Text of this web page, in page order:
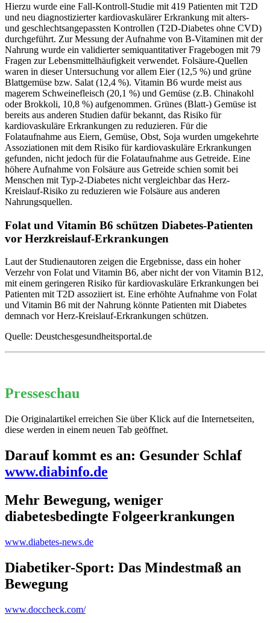
Hierzu wurde eine Fall-Kontroll-Studie mit 419 Patienten mit T2D
und neu diagnostizierter kardiovaskulärer Erkrankung mit alters-
und geschlechtsangepassten Kontrollen (T2D-Diabetes ohne CVD)
durchgeführt. Zur Messung der Aufnahme von B-Vitaminen mit der
Nahrung wurde ein validierter semiquantitativer Fragebogen mit 79
Fragen zur Lebensmittelhäufigkeit verwendet. Folsäure-Quellen
waren in dieser Untersuchung vor allem Eier (12,5 %) und grüne
Blattgemüse bzw. Salat (12,4 %). Vitamin B6 wurde meist aus
magerem Schweinefleisch (20,1 %) und Gemüse (z.B. Chinakohl
oder Brokkoli, 10,8 %) aufgenommen. Grünes (Blatt-) Gemüse ist
bereits aus anderen Studien dafür bekannt, das Risiko für
kardiovaskuläre Erkrankungen zu reduzieren. Für die
Folataufnahme aus Eiern, Gemüse, Obst, Soja wurden umgekehrte
Assoziationen mit dem Risiko für kardiovaskuläre Erkrankungen
gefunden, nicht jedoch für die Folataufnahme aus Getreide. Eine
höhere Aufnahme von Folsäure aus Getreide schien somit bei
Menschen mit Typ-2-Diabetes nicht vergleichbar das Herz-
Kreislauf-Risiko zu reduzieren wie Folsäure aus anderen
Nahrungsquellen.
Folat und Vitamin B6 schützen Diabetes-Patienten
vor Herzkreislauf-Erkrankungen
Laut der Studienautoren zeigen die Ergebnisse, dass ein hoher
Verzehr von Folat und Vitamin B6, aber nicht der von Vitamin B12,
mit einem geringeren Risiko für kardiovaskuläre Erkrankungen bei
Patienten mit T2D assoziiert ist. Eine erhöhte Aufnahme von Folat
und Vitamin B6 mit der Nahrung könnte Patienten mit Diabetes
demnach vor Herz-Kreislauf-Erkrankungen schützen.
Quelle: Deustchesgesundheitsportal.de
Presseschau
Die Originalartikel erreichen Sie über Klick auf die Internetseiten,
diese werden in einem neuen Tab geöffnet.
Darauf kommt es an: Gesunder Schlaf
www.diabinfo.de
Mehr Bewegung, weniger
diabetesbedingte Folgeerkrankungen
www.diabetes-news.de
Diabetiker-Sport: Das Mindestmaß an
Bewegung
www.doccheck.com/